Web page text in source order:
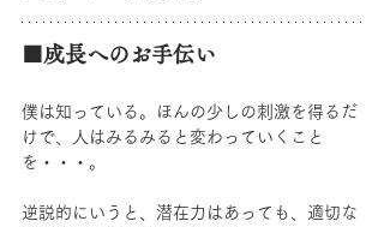
■成長へのお手伝い
僕は知っている。ほんの少しの刺激を得るだ
けで、人はみるみると変わっていくこと
を・・・。
逆説的にいうと、潜在力はあっても、適切な